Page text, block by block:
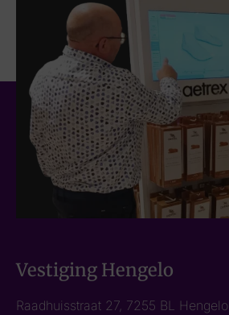
Vestiging Hengelo
Raadhuisstraat 27, 7255 BL Hengelo